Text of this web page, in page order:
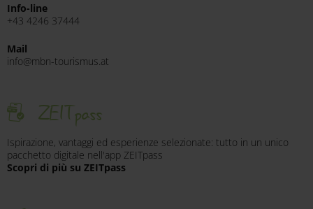
Info-line
+43 4246 37444
Mail
info@mbn-tourismus.at
ZEITpass
Ispirazione, vantaggi ed esperienze selezionate: tutto in un unico
pacchetto digitale nell'app ZEITpass
Scopri di più su ZEITpass